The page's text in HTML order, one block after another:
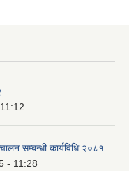
सम्बन्धी कार्यविधि २०८१
- 11:28